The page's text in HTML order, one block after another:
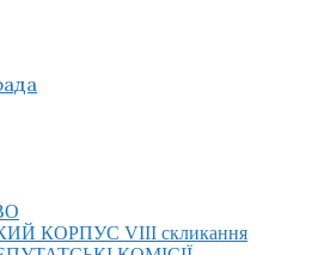
КОРПУС VIІI скликання